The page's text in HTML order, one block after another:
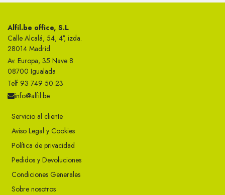
Alfil.be office, S.L
Calle Alcalá, 54, 4°, izda.
28014 Madrid
Av. Europa, 35 Nave 8
08700 Igualada
Telf 93 749 50 23
info@alfil.be
Servicio al cliente
Aviso Legal y Cookies
Política de privacidad
Pedidos y Devoluciones
Condiciones Generales
Sobre nosotros